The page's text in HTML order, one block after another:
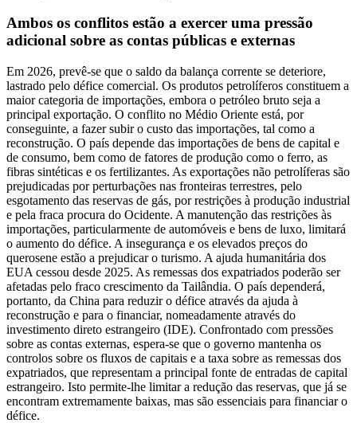
Ambos os conflitos estão a exercer uma pressão
adicional sobre as contas públicas e externas
Em 2026, prevê-se que o saldo da balança corrente se deteriore,
lastrado pelo défice comercial. Os produtos petrolíferos constituem a
maior categoria de importações, embora o petróleo bruto seja a
principal exportação. O conflito no Médio Oriente está, por
conseguinte, a fazer subir o custo das importações, tal como a
reconstrução. O país depende das importações de bens de capital e
de consumo, bem como de fatores de produção como o ferro, as
fibras sintéticas e os fertilizantes. As exportações não petrolíferas são
prejudicadas por perturbações nas fronteiras terrestres, pelo
esgotamento das reservas de gás, por restrições à produção industrial
e pela fraca procura do Ocidente. A manutenção das restrições às
importações, particularmente de automóveis e bens de luxo, limitará
o aumento do défice. A insegurança e os elevados preços do
querosene estão a prejudicar o turismo. A ajuda humanitária dos
EUA cessou desde 2025. As remessas dos expatriados poderão ser
afetadas pelo fraco crescimento da Tailândia. O país dependerá,
portanto, da China para reduzir o défice através da ajuda à
reconstrução e para o financiar, nomeadamente através do
investimento direto estrangeiro (IDE). Confrontado com pressões
sobre as contas externas, espera-se que o governo mantenha os
controlos sobre os fluxos de capitais e a taxa sobre as remessas dos
expatriados, que representam a principal fonte de entradas de capital
estrangeiro. Isto permite-lhe limitar a redução das reservas, que já se
encontram extremamente baixas, mas são essenciais para financiar o
défice.